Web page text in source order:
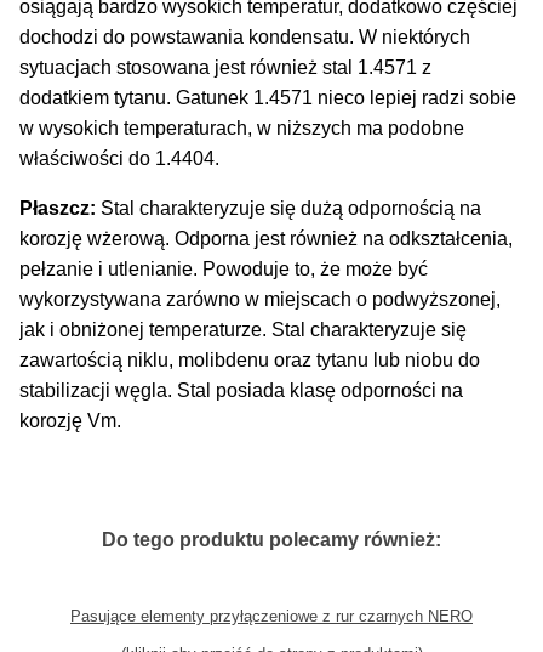
osiągają bardzo wysokich temperatur, dodatkowo częściej
dochodzi do powstawania kondensatu. W niektórych
sytuacjach stosowana jest również stal 1.4571 z
dodatkiem tytanu. Gatunek 1.4571 nieco lepiej radzi sobie
w wysokich temperaturach, w niższych ma podobne
właściwości do 1.4404.
Płaszcz: Stal charakteryzuje się dużą odpornością na
korozję wżerową. Odporna jest również na odkształcenia,
pełzanie i utlenianie. Powoduje to, że może być
wykorzystywana zarówno w miejscach o podwyższonej,
jak i obniżonej temperaturze. Stal charakteryzuje się
zawartością niklu, molibdenu oraz tytanu lub niobu do
stabilizacji węgla. Stal posiada klasę odporności na
korozję Vm.
Do tego produktu polecamy również:
Pasujące elementy przyłączeniowe z rur czarnych NERO